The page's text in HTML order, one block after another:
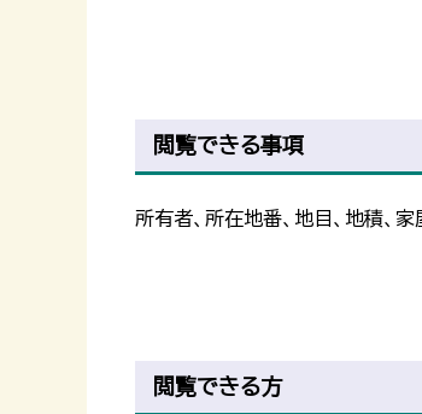
閲覧できる事項
所有者、所在地番、地目、地積、
閲覧できる方